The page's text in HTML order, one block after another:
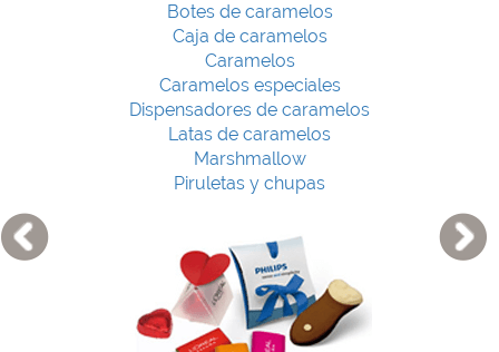
Botes de caramelos
Caja de caramelos
Caramelos
Caramelos especiales
Dispensadores de caramelos
Latas de caramelos
Marshmallow
Piruletas y chupas